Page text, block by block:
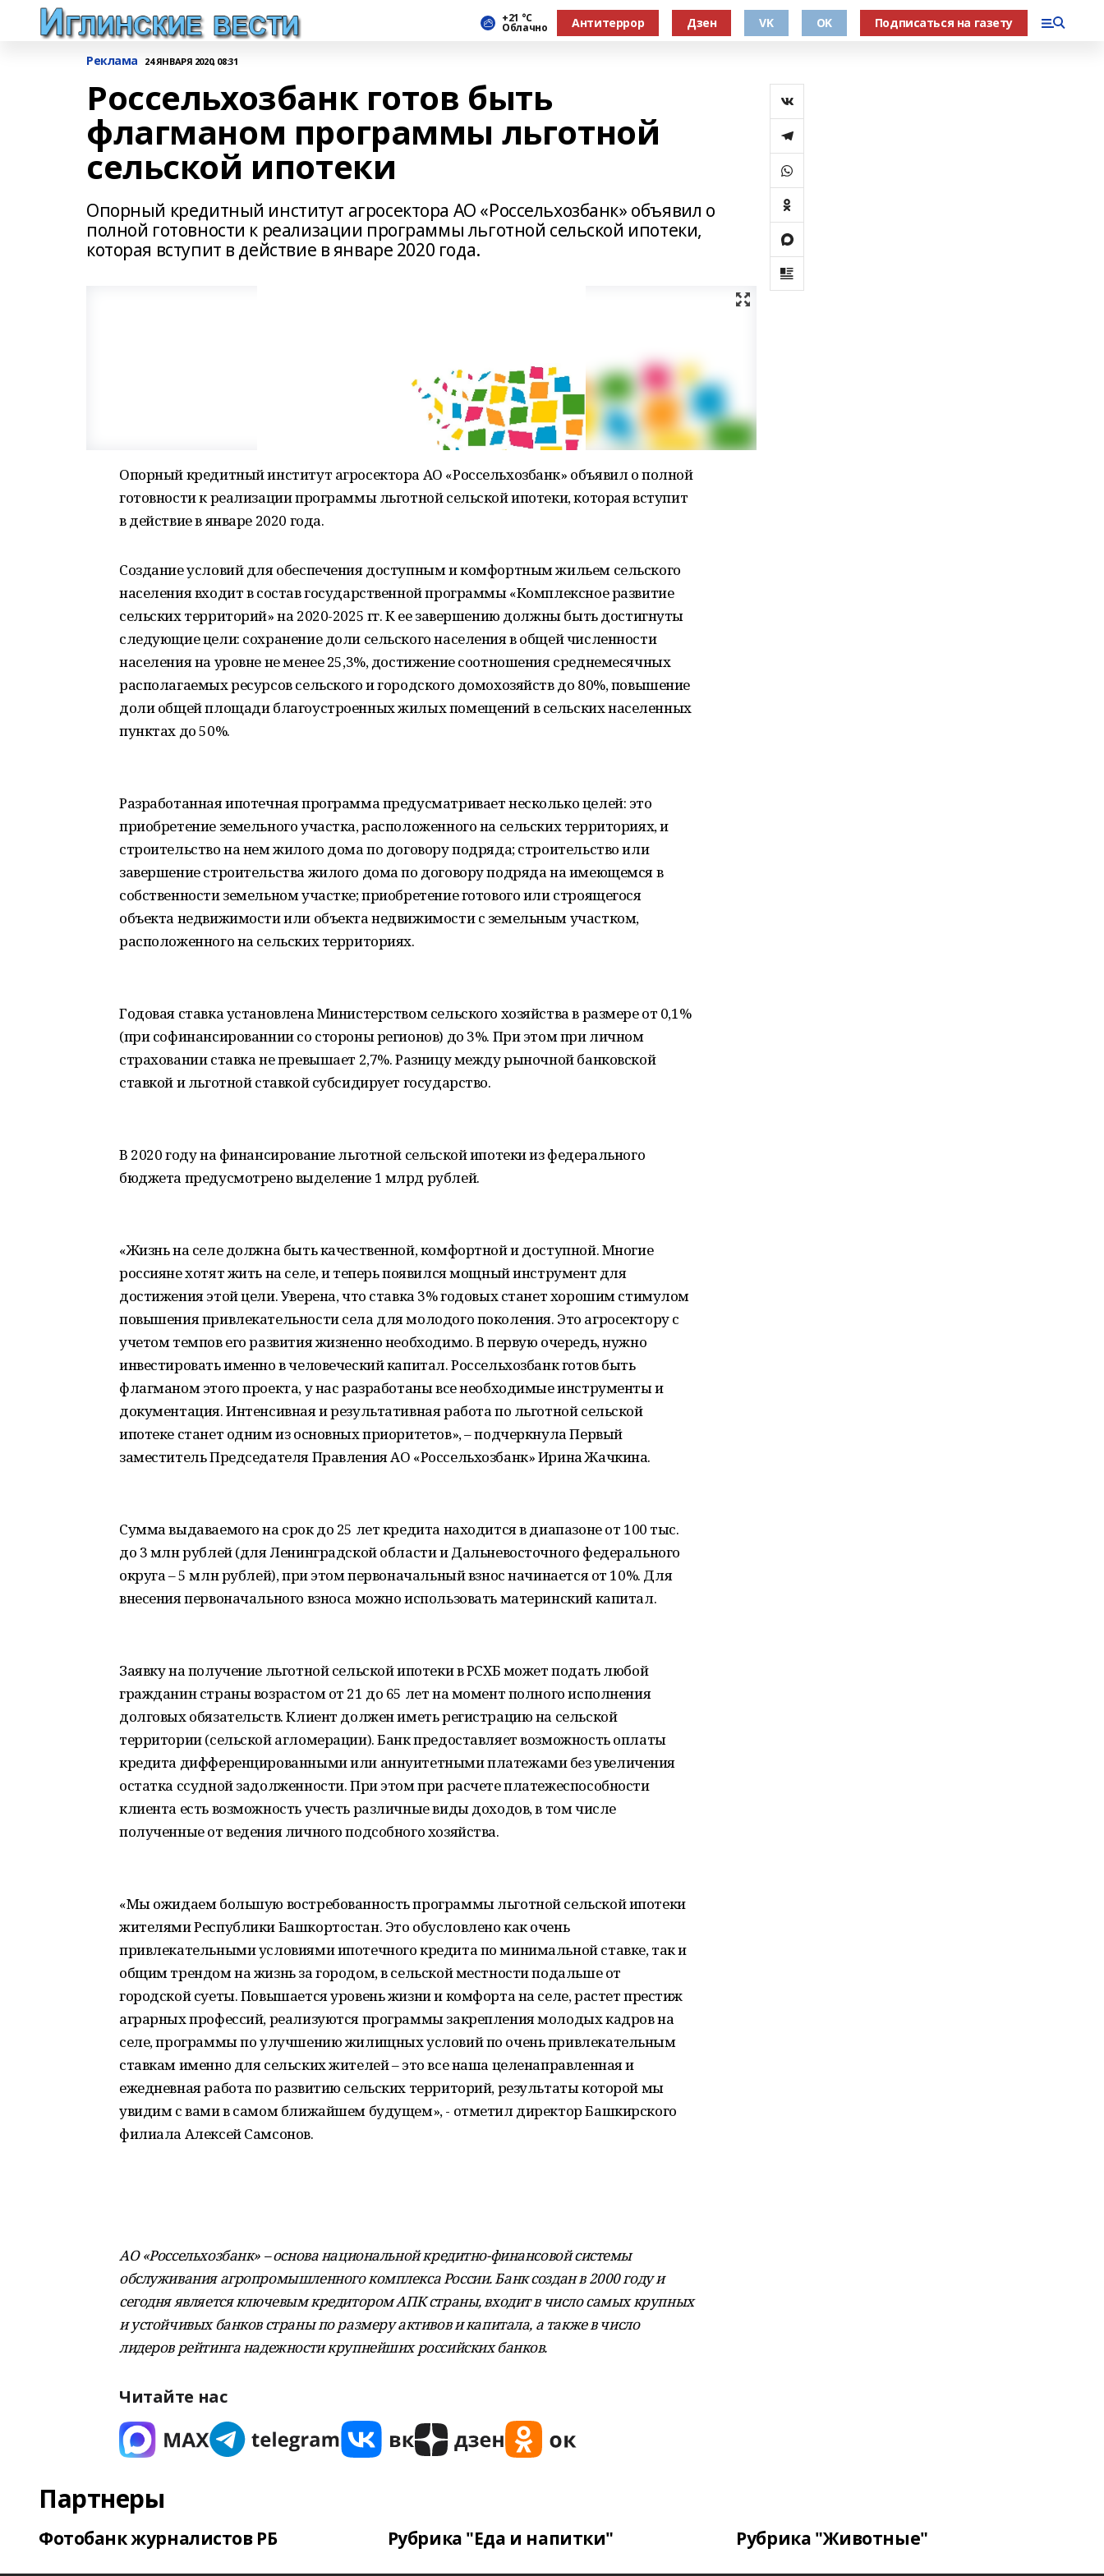
+21 °С
Облачно Антитеррор Дзен VK OK Подписаться на газету
Реклама 24 ЯНВАРЯ 2020, 08:31
Россельхозбанк готов быть
флагманом программы льготной
сельской ипотеки
Опорный кредитный институт агросектора АО «Россельхозбанк» объявил о
полной готовности к реализации программы льготной сельской ипотеки,
которая вступит в действие в январе 2020 года.
Опорный кредитный институт агросектора АО «Россельхозбанк» объявил о полной
готовности к реализации программы льготной сельской ипотеки, которая вступит
в действие в январе 2020 года.
Создание условий для обеспечения доступным и комфортным жильем сельского
населения входит в состав государственной программы «Комплексное развитие
сельских территорий» на 2020-2025 гг. К ее завершению должны быть достигнуты
следующие цели: сохранение доли сельского населения в общей численности
населения на уровне не менее 25,3%, достижение соотношения среднемесячных
располагаемых ресурсов сельского и городского домохозяйств до 80%, повышение
доли общей площади благоустроенных жилых помещений в сельских населенных
пунктах до 50%.
Разработанная ипотечная программа предусматривает несколько целей: это
приобретение земельного участка, расположенного на сельских территориях, и
строительство на нем жилого дома по договору подряда; строительство или
завершение строительства жилого дома по договору подряда на имеющемся в
собственности земельном участке; приобретение готового или строящегося
объекта недвижимости или объекта недвижимости с земельным участком,
расположенного на сельских территориях.
Годовая ставка установлена Министерством сельского хозяйства в размере от 0,1%
(при софинансированнии со стороны регионов) до 3%. При этом при личном
страховании ставка не превышает 2,7%. Разницу между рыночной банковской
ставкой и льготной ставкой субсидирует государство.
В 2020 году на финансирование льготной сельской ипотеки из федерального
бюджета предусмотрено выделение 1 млрд рублей.
«Жизнь на селе должна быть качественной, комфортной и доступной. Многие
россияне хотят жить на селе, и теперь появился мощный инструмент для
достижения этой цели. Уверена, что ставка 3% годовых станет хорошим стимулом
повышения привлекательности села для молодого поколения. Это агросектору с
учетом темпов его развития жизненно необходимо. В первую очередь, нужно
инвестировать именно в человеческий капитал. Россельхозбанк готов быть
флагманом этого проекта, у нас разработаны все необходимые инструменты и
документация. Интенсивная и результативная работа по льготной сельской
ипотеке станет одним из основных приоритетов», – подчеркнула Первый
заместитель Председателя Правления АО «Россельхозбанк» Ирина Жачкина.
Сумма выдаваемого на срок до 25 лет кредита находится в диапазоне от 100 тыс.
до 3 млн рублей (для Ленинградской области и Дальневосточного федерального
округа – 5 млн рублей), при этом первоначальный взнос начинается от 10%. Для
внесения первоначального взноса можно использовать материнский капитал.
Заявку на получение льготной сельской ипотеки в РСХБ может подать любой
гражданин страны возрастом от 21 до 65 лет на момент полного исполнения
долговых обязательств. Клиент должен иметь регистрацию на сельской
территории (сельской агломерации). Банк предоставляет возможность оплаты
кредита дифференцированными или аннуитетными платежами без увеличения
остатка ссудной задолженности. При этом при расчете платежеспособности
клиента есть возможность учесть различные виды доходов, в том числе
полученные от ведения личного подсобного хозяйства.
«Мы ожидаем большую востребованность программы льготной сельской ипотеки
жителями Республики Башкортостан. Это обусловлено как очень
привлекательными условиями ипотечного кредита по минимальной ставке, так и
общим трендом на жизнь за городом, в сельской местности подальше от
городской суеты. Повышается уровень жизни и комфорта на селе, растет престиж
аграрных профессий, реализуются программы закрепления молодых кадров на
селе, программы по улучшению жилищных условий по очень привлекательным
ставкам именно для сельских жителей – это все наша целенаправленная и
ежедневная работа по развитию сельских территорий, результаты которой мы
увидим с вами в самом ближайшем будущем», - отметил директор Башкирского
филиала Алексей Самсонов.
АО «Россельхозбанк» – основа национальной кредитно-финансовой системы
обслуживания агропромышленного комплекса России. Банк создан в 2000 году и
сегодня является ключевым кредитором АПК страны, входит в число самых крупных
и устойчивых банков страны по размеру активов и капитала, а также в число
лидеров рейтинга надежности крупнейших российских банков.
Читайте нас
Партнеры
Фотобанк журналистов РБ Рубрика "Еда и напитки" Рубрика "Животные"